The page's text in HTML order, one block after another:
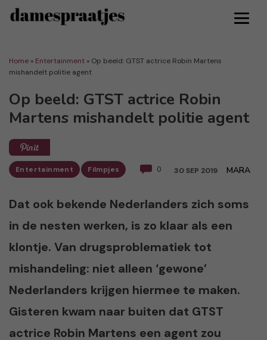
Home » Entertainment » Op beeld: GTST actrice Robin Martens
mishandelt politie agent
Op beeld: GTST actrice Robin
Martens mishandelt politie agent
Entertainment Filmpjes 0 30 SEP 2019 MARA
Dat ook bekende Nederlanders zich soms
in de nesten werken, is zo klaar als een
klontje. Van drugsproblematiek tot
mishandeling: niet alleen ‘gewone’
Nederlanders krijgen hiermee te maken.
Gisteren kwam naar buiten dat GTST
actrice Robin Martens een agent zou